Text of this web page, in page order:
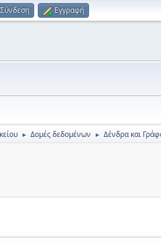
Σύνδεση Εγγραφή
► Δομές δεδομένων ► Δένδρα και